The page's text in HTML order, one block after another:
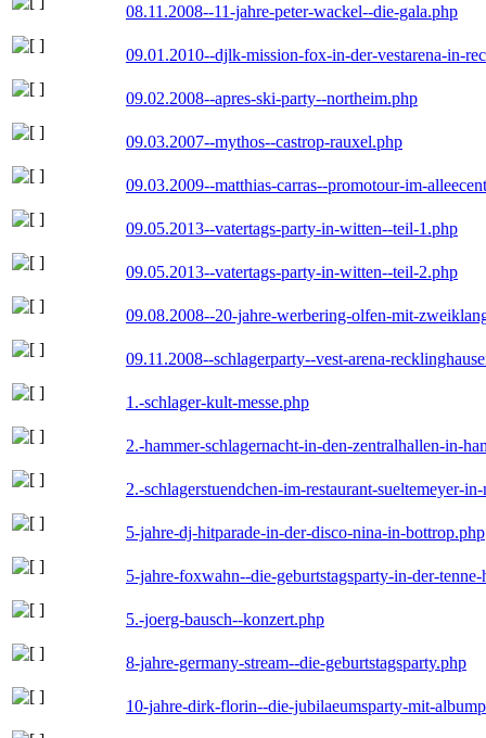
08.11.2008--11-jahre-peter-wackel--die-gala.php
09.01.2010--djlk-mission-fox-in-der-vestarena-in-
09.02.2008--apres-ski-party--northeim.php
09.03.2007--mythos--castrop-rauxel.php
09.03.2009--matthias-carras--promotour-im-
09.05.2013--vatertags-party-in-witten--teil-1.php
09.05.2013--vatertags-party-in-witten--teil-2.php
09.08.2008--20-jahre-werbering-olfen-mit-
09.11.2008--schlagerparty--vest-arena-
1.-schlager-kult-messe.php
2.-hammer-schlagernacht-in-den-zentralhallen-in-
2.-schlagerstuendchen-im-restaurant-sueltemeyer-
5-jahre-dj-hitparade-in-der-disco-nina-in-bottrop.php
5-jahre-foxwahn--die-geburtstagsparty-in-der-tenne-
5.-joerg-bausch--konzert.php
8-jahre-germany-stream--die-geburtstagsparty.php
10-jahre-dirk-florin--die-jubilaeumsparty-mit-